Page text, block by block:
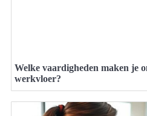
Welke vaardigheden maken je
werkvloer?